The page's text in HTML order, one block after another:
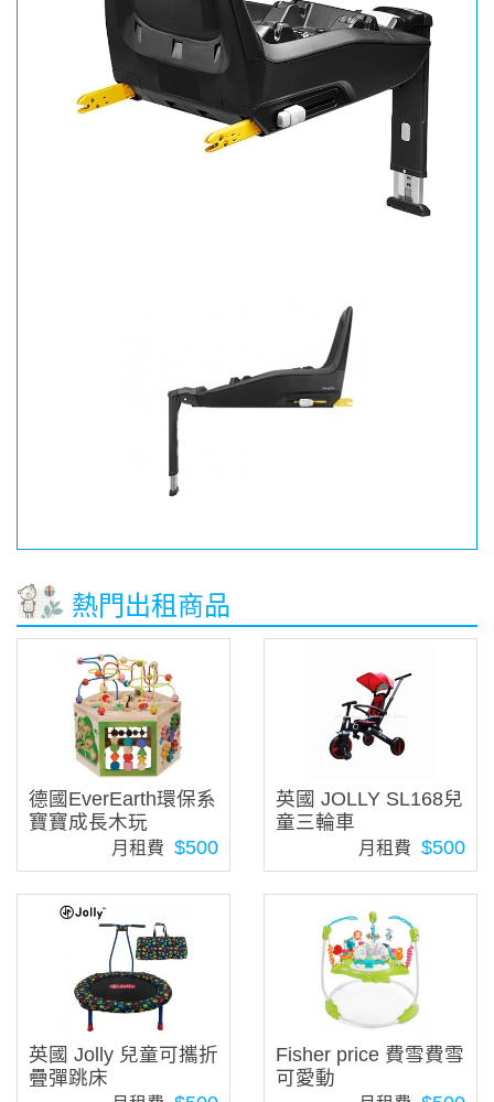
熱門出租商品
德國EverEarth環保系
寶寶成長木玩
月租費 $500
英國 JOLLY SL168兒
童三輪車
月租費 $500
英國 Jolly 兒童可攜折
疊彈跳床
Fisher price 費雪費雪
可愛動